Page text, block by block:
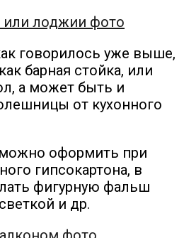
говорилось уже выше,
барная стойка, или
а может быть и
от кухонного
оформить при
гипсокартона, в
фигурную фальш
и др.